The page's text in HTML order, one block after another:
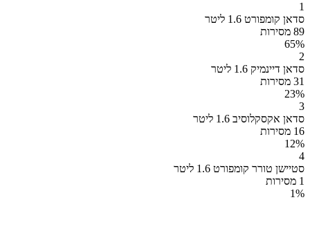
1
סדאן קומפורט 1.6 ליטר
89 מסירות
65%
2
סדאן דיינמיק 1.6 ליטר
31 מסירות
23%
3
סדאן אקסקלוסיב 1.6 ליטר
16 מסירות
12%
4
סטיישן טורר קומפורט 1.6 ליטר
1 מסירות
1%